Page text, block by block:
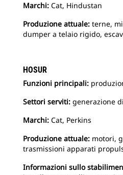
Marchi: Cat, Hindustan
Produzione attuale: terne,
dumper a telaio rigido,
HOSUR
Funzioni principali:
Settori serviti: generazione
Marchi: Cat, Perkins
Produzione attuale: motori,
trasmissioni apparati
Informazioni sullo